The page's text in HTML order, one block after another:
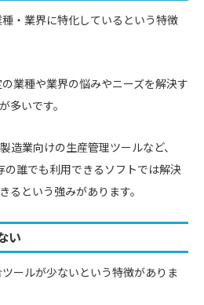
・業界に特化しているという特徴
業種や業界の悩みやニーズを解決す
多いです。
造業向けの生産管理ツールなど、
誰でも利用できるソフトでは解決
るという強みがあります。
い
ールが少ないという特徴がありま